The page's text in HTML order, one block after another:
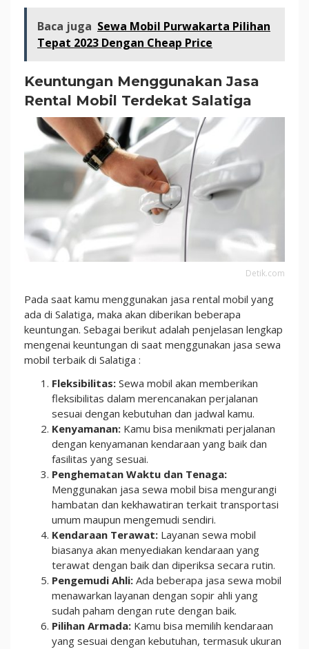
Baca juga Sewa Mobil Purwakarta Pilihan
Tepat 2023 Dengan Cheap Price
Keuntungan Menggunakan Jasa
Rental Mobil Terdekat Salatiga
Detik.com
Pada saat kamu menggunakan jasa rental mobil yang
ada di Salatiga, maka akan diberikan beberapa
keuntungan. Sebagai berikut adalah penjelasan lengkap
mengenai keuntungan di saat menggunakan jasa sewa
mobil terbaik di Salatiga :
Fleksibilitas: Sewa mobil akan memberikan
fleksibilitas dalam merencanakan perjalanan
sesuai dengan kebutuhan dan jadwal kamu.
Kenyamanan: Kamu bisa menikmati perjalanan
dengan kenyamanan kendaraan yang baik dan
fasilitas yang sesuai.
Penghematan Waktu dan Tenaga:
Menggunakan jasa sewa mobil bisa mengurangi
hambatan dan kekhawatiran terkait transportasi
umum maupun mengemudi sendiri.
Kendaraan Terawat: Layanan sewa mobil
biasanya akan menyediakan kendaraan yang
terawat dengan baik dan diperiksa secara rutin.
Pengemudi Ahli: Ada beberapa jasa sewa mobil
menawarkan layanan dengan sopir ahli yang
sudah paham dengan rute dengan baik.
Pilihan Armada: Kamu bisa memilih kendaraan
yang sesuai dengan kebutuhan, termasuk ukuran